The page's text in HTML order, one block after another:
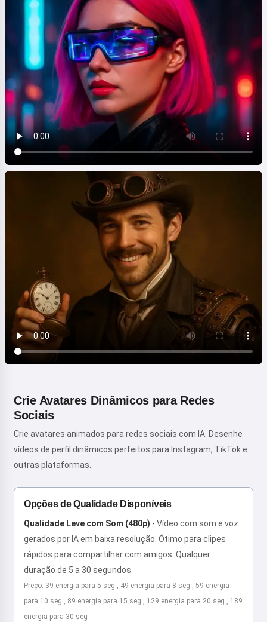
Crie Avatares Dinâmicos para Redes
Sociais
Crie avatares animados para redes sociais com IA. Desenhe
vídeos de perfil dinâmicos perfeitos para Instagram, TikTok e
outras plataformas.
Opções de Qualidade Disponíveis
Qualidade Leve com Som (480p) - Vídeo com som e voz
gerados por IA em baixa resolução. Ótimo para clipes
rápidos para compartilhar com amigos. Qualquer
duração de 5 a 30 segundos.
Preço: 39 energia para 5 seg , 49 energia para 8 seg , 59 energia
para 10 seg , 89 energia para 15 seg , 129 energia para 20 seg , 189
energia para 30 seg